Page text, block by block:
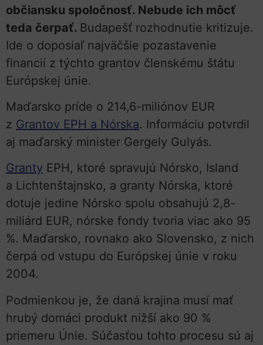
občiansku spoločnosť. Nebude ich môcť
teda čerpať. Budapešť rozhodnutie kritizuje.
Ide o doposiaľ najväčšie pozastavenie
financií z týchto grantov členskému štátu
Európskej únie.
Maďarsko príde o 214,6-miliónov EUR
z Grantov EPH a Nórska. Informáciu potvrdil
aj maďarský minister Gergely Gulyás.
Granty EPH, ktoré spravujú Nórsko, Island
a Lichtenštajnsko, a granty Nórska, ktoré
dotuje jedine Nórsko spolu obsahujú 2,8-
miliárd EUR, nórske fondy tvoria viac ako 95
%. Maďarsko, rovnako ako Slovensko, z nich
čerpá od vstupu do Európskej únie v roku
2004.
Podmienkou je, že daná krajina musí mať
hrubý domáci produkt nižší ako 90 %
priemeru Únie. Súčasťou tohto procesu sú aj